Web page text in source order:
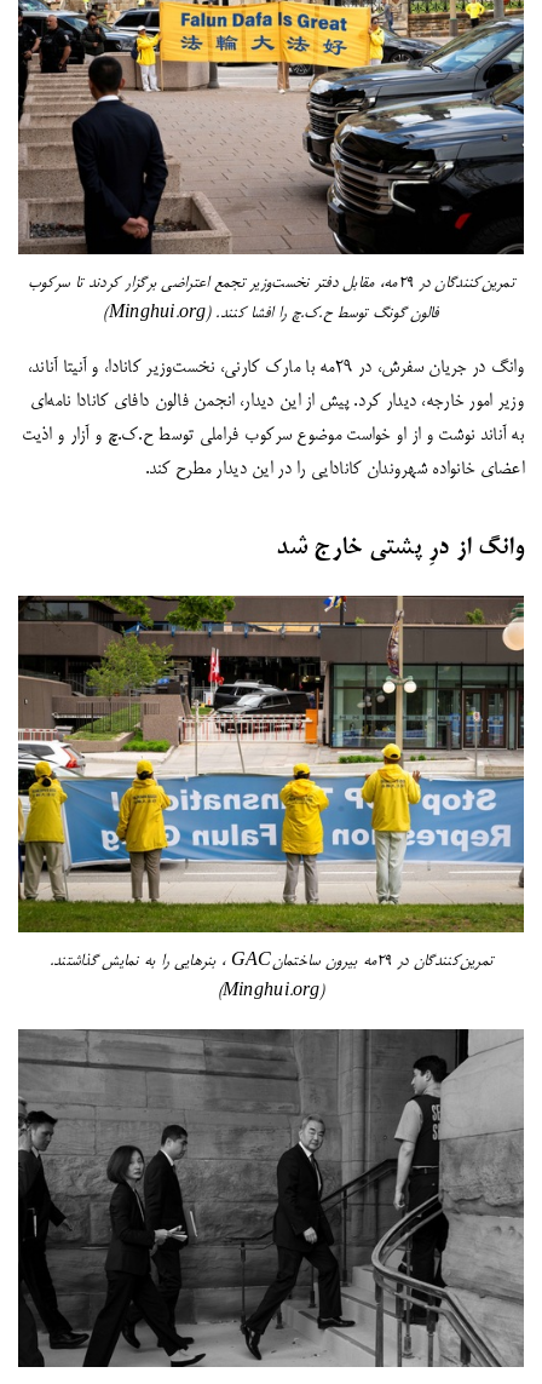
تمرین‌کنندگان در ۲۹مه، مقابل دفتر نخست‌وزیر تجمع اعتراضی برگزار کردند تا سرکوب
فالون گونگ توسط ح.ک.چ را افشا کنند. (Minghui.org)
وانگ در جریان سفرش، در ۲۹مه با مارک کارنی، نخست‌وزیر کانادا، و آنیتا آناند،
وزیر امور خارجه، دیدار کرد. پیش از این دیدار، انجمن فالون دافای کانادا نامه‌ای
به آناند نوشت و از او خواست موضوع سرکوب فراملی توسط ح.ک.چ و آزار و اذیت
اعضای خانواده شهروندان کانادایی را در این دیدار مطرح کند.
وانگ از درِ پشتی خارج شد
تمرین‌کنندگان در ۲۹مه بیرون ساختمانGAC ، بنرهایی را به نمایش گذاشتند.
(Minghui.org)